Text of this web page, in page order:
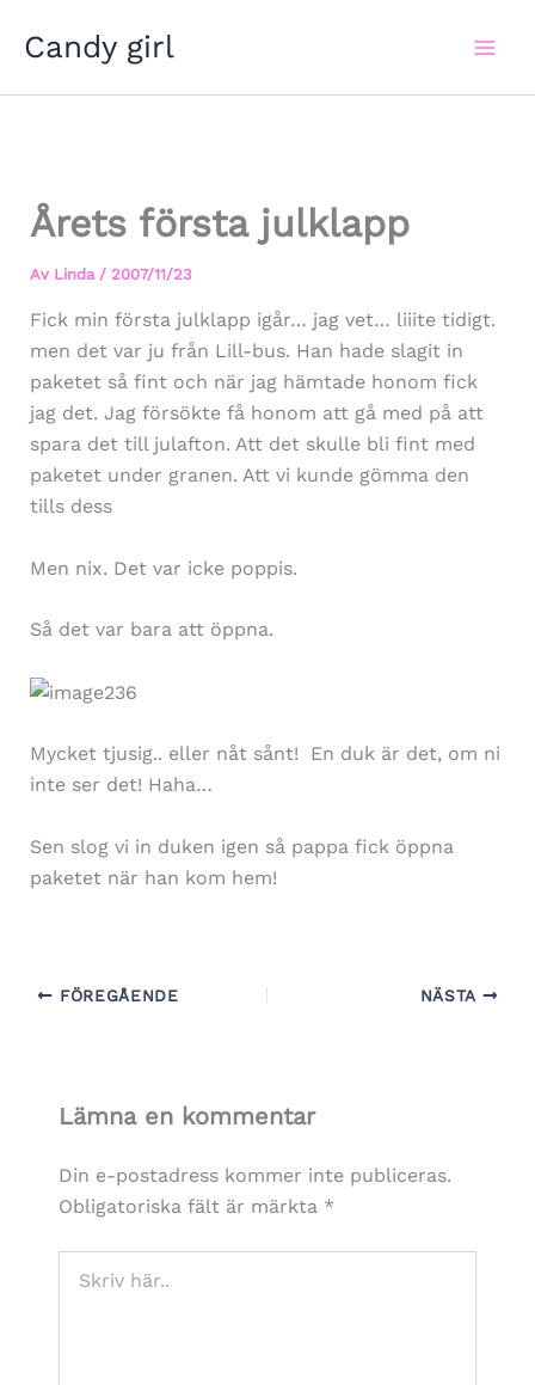
Candy girl
Årets första julklapp
Av Linda / 2007/11/23
Fick min första julklapp igår… jag vet… liiite tidigt.
men det var ju från Lill-bus. Han hade slagit in
paketet så fint och när jag hämtade honom fick
jag det. Jag försökte få honom att gå med på att
spara det till julafton. Att det skulle bli fint med
paketet under granen. Att vi kunde gömma den
tills dess
Men nix. Det var icke poppis.
Så det var bara att öppna.
Mycket tjusig.. eller nåt sånt! En duk är det, om ni
inte ser det! Haha…
Sen slog vi in duken igen så pappa fick öppna
paketet när han kom hem!
FÖREGÅENDE NÄSTA
Lämna en kommentar
Din e-postadress kommer inte publiceras.
Obligatoriska fält är märkta *
här..